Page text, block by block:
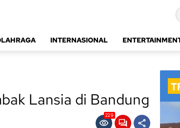
INTERNASIONAL
Lansia di Bandung
229